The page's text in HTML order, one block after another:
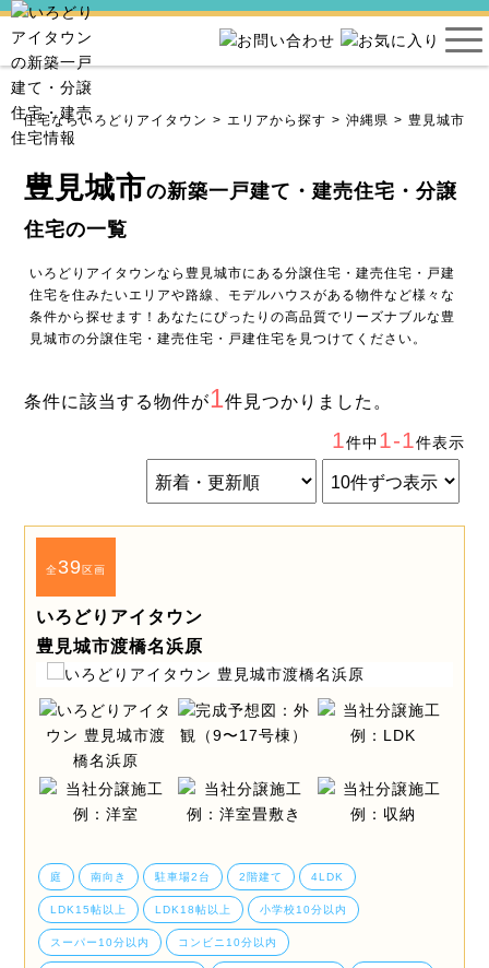
売住宅ならいろどりアイタウン エリアから探す 沖縄県 豊見城市
豊見城市の新築一戸建て・建売住宅・分譲
住宅の一覧
いろどりアイタウンなら豊見城市にある分譲住宅・建売住宅・戸建
住宅を住みたいエリアや路線、モデルハウスがある物件など様々な
条件から探せます！あなたにぴったりの高品質でリーズナブルな豊
見城市の分譲住宅・建売住宅・戸建住宅を見つけてください。
条件に該当する物件が1件見つかりました。
1件中1-1件表示
全39区画
いろどりアイタウン
豊見城市渡橋名浜原
庭 南向き 駐車場2台 2階建て 4LDK
LDK15帖以上 LDK18帖以上 小学校10分以内
スーパー10分以内 コンビニ10分以内